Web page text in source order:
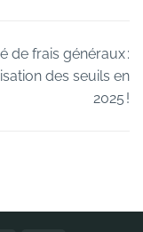
de frais généraux :
des seuils en
2025 !